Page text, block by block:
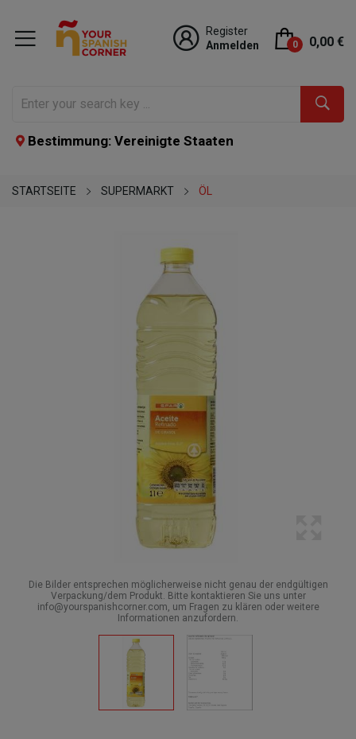
Register
Anmelden
0 0,00 €
Bestimmung: Vereinigte Staaten
STARTSEITE SUPERMARKT ÖL
Die Bilder entsprechen möglicherweise nicht genau der endgültigen
Verpackung/dem Produkt. Bitte kontaktieren Sie uns unter
info@yourspanishcorner.com, um Fragen zu klären oder weitere
Informationen anzufordern.